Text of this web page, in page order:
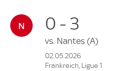
0 - 3
vs. Nantes (A)
02.05.2026
Frankreich, Ligue 1